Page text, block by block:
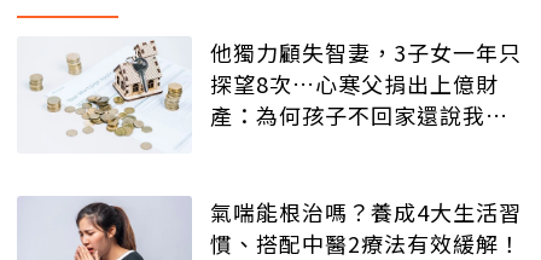
他獨力顧失智妻，3子女一年只
探望8次…心寒父捐出上億財
產：為何孩子不回家還說我
氣喘能根治嗎？養成4大生活習
慣、搭配中醫2療法有效緩解！